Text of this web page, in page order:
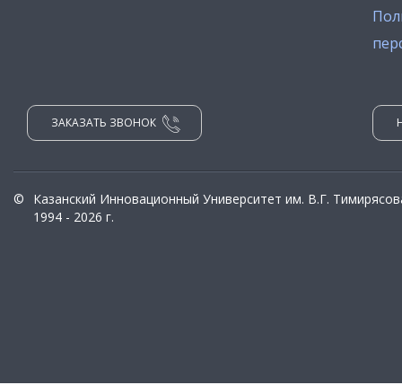
ЗАКАЗАТЬ ЗВОНОК
©
Казанский Инновационный Университет им. В.Г.
1994 - 2026 г.